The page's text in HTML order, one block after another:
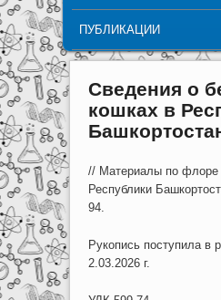
ПУБЛИКАЦИИ
Сведения о
кошках в
// Материалы по
Республики
94.
Рукопись поступила в
2.03.2026 г.